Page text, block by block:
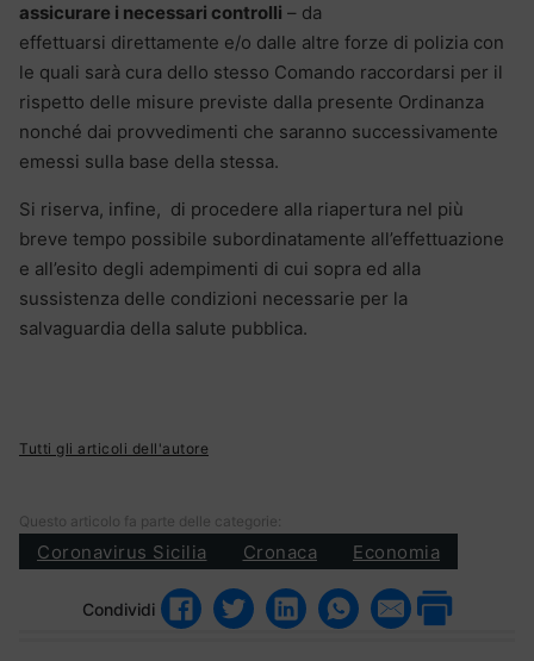
assicurare i necessari controlli – da
effettuarsi direttamente e/o dalle altre forze di polizia con
le quali sarà cura dello stesso Comando raccordarsi per il
rispetto delle misure previste dalla presente Ordinanza
nonché dai provvedimenti che saranno successivamente
emessi sulla base della stessa.
Si riserva, infine, di procedere alla riapertura nel più
breve tempo possibile subordinatamente all’effettuazione
e all’esito degli adempimenti di cui sopra ed alla
sussistenza delle condizioni necessarie per la
salvaguardia della salute pubblica.
Tutti gli articoli dell'autore
Questo articolo fa parte delle categorie:
Coronavirus Sicilia Cronaca Economia
Condividi